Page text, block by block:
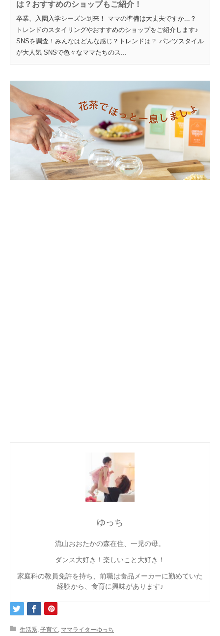
は？おすすめのショップもご紹介！
卒業、入園入学シーズン到来！ ママの準備は大丈夫ですか...？
トレンドのスタイリングやおすすめのショップをご紹介します♪
SNSを調査！みんなはどんな感じ？トレンドは？ パンツスタイル
が大人気 SNSで色々なママたちのス...
ゆっち
流山おおたかの森在住、一児の母。
ダンス大好き！楽しいこと大好き！
家庭科の教員免許を持ち、前職は食品メーカーに勤めていた
経験から、食育に興味があります♪
生活系 子育て ママライターゆっち